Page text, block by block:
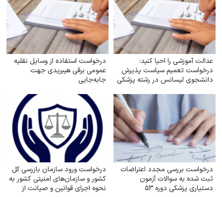
عدالت آموزشی را احیا کنید:
درخواست تعمیم سیاست پذیرش
دانشجوی لیسانس در رشته پزشکی
تیپ یک کشور
درخواست استفاده از وسایل نقلیه
عمومی برقی هیبریدی جهت
جابه‌جایی
درخواست بررسی مجدد اعتراضات
ثبت شده به سوالات آزمون
دستیاری پزشکی دوره ۵۳
درخواست ورود سازمان بازرسی کل
کشور و سازمان‌های امنیتی کشور به
نحوه اجرای قوانین و صیانت از